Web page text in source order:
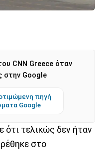
CNN Greece όταν
στην Google
πηγή
Google
ότι τελικώς δεν ήταν
στο